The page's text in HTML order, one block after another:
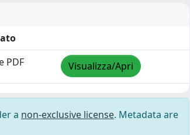
PDF Visualizza/Apri
a non-exclusive license. Metadata are